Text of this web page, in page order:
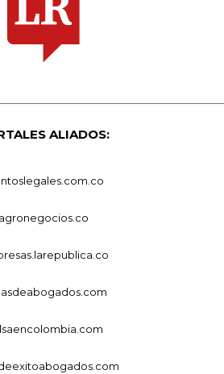
ALIADOS:
agronegocios.co